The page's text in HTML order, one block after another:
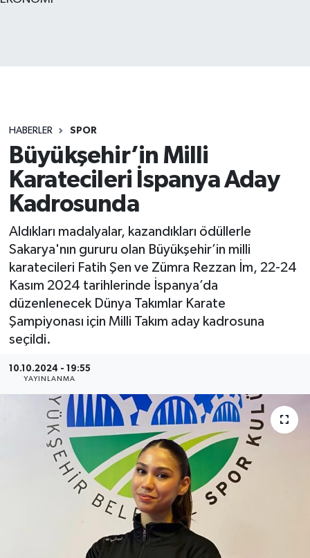
HABERLER SPOR
Büyükşehir’in Milli
Karatecileri İspanya Aday
Kadrosunda
Aldıkları madalyalar, kazandıkları ödüllerle
Sakarya'nın gururu olan Büyükşehir’in milli
karatecileri Fatih Şen ve Zümra Rezzan İm, 22-24
Kasım 2024 tarihlerinde İspanya’da
düzenlenecek Dünya Takımlar Karate
Şampiyonası için Milli Takım aday kadrosuna
seçildi.
10.10.2024 - 19:55
YAYINLANMA